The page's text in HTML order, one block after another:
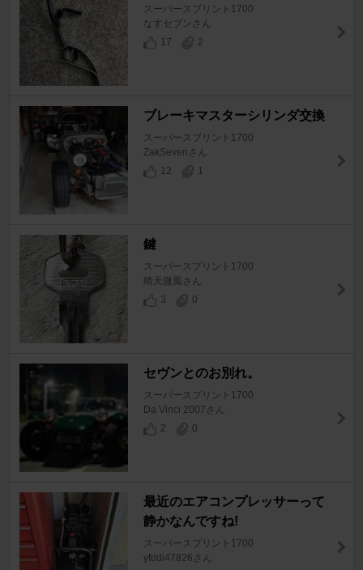
スーパースプリント1700
なすセブンさん
17
2
ブレーキマスターシリンダ交換
スーパースプリント1700
ZakSevenさん
12
1
鍵
スーパースプリント1700
晴天微風さん
3
0
セヴンとのお別れ。
スーパースプリント1700
Da Vinci 2007さん
2
0
最近のエアコンプレッサーって
静かなんですね!
スーパースプリント1700
yfddi47826さん